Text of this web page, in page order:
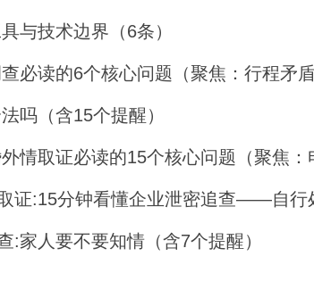
与技术边界（6条）
必读的6个核心问题（聚焦：行程矛盾
吗（含15个提醒）
情取证必读的15个核心问题（聚焦：
证:15分钟看懂企业泄密追查——自行
:家人要不要知情（含7个提醒）